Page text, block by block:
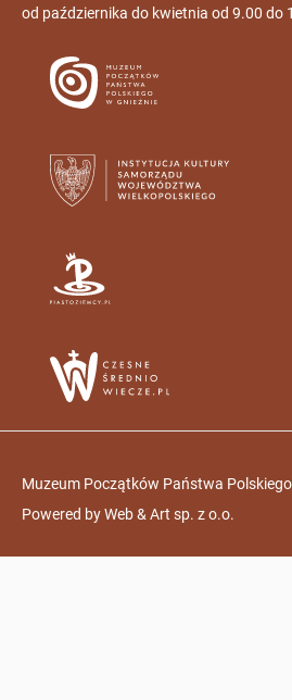
od października do kwietnia od 9.00 do
Muzeum Początków Państwa
Powered byWeb & Art sp. z o.o.